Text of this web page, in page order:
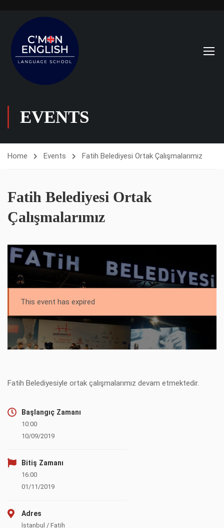
EVENTS
Home Events Fatih Belediyesi Ortak Çalışmalarımız
Fatih Belediyesi Ortak
Çalışmalarımız
This event has expired
Fatih Belediyesiyle ortak çalışmalarımız devam etmektedir.
Başlangıç Zamanı
10:00
10/09/2019
Bitiş Zamanı
16:00
01/11/2019
Adres
İstanbul / Fatih